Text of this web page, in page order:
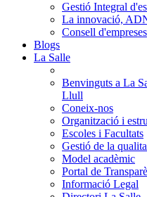
Gestió Integral
La innovació,
Consell d'empreses
Blogs
La Salle
Benvinguts a La
Llull
Coneix-nos
Organització i
Escoles i Facultats
Gestió de la
Model acadèmic
Portal de
Informació Legal